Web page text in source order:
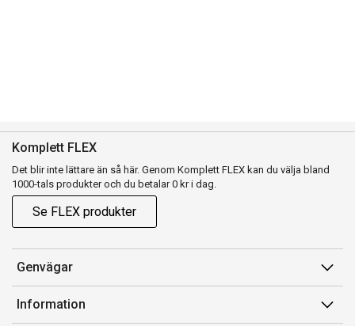
Komplett FLEX
Det blir inte lättare än så här. Genom Komplett FLEX kan du välja bland
1000-tals produkter och du betalar 0 kr i dag.
Se FLEX produkter
Genvägar
Konto
Information